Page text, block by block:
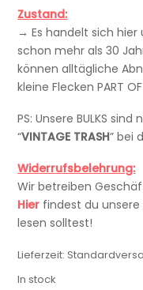
Zustand:
→Es handelt sich
schon mehr als 30
können alltägliche
kleine Flecken PART
PS: Unsere BULKS
“VINTAGE TRASH” bei
Widerrufsbelehrung:
Wir betreiben
Hier findest du unsere
lesen solltest!
Lieferzeit:
In stock